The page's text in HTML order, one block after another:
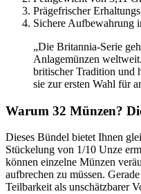
Prägefrischer
Sichere Aufbewahrung
„Die Britannia-Serie
Anlagemünzen
britischer Tradition und
sie zur ersten Wahl für
Warum 32 Münzen?
Dieses Bündel bietet Ihnen
Stückelung von 1/10 Unze
können einzelne Münzen
aufbrechen zu müssen.
Teilbarkeit als unschätzbarer